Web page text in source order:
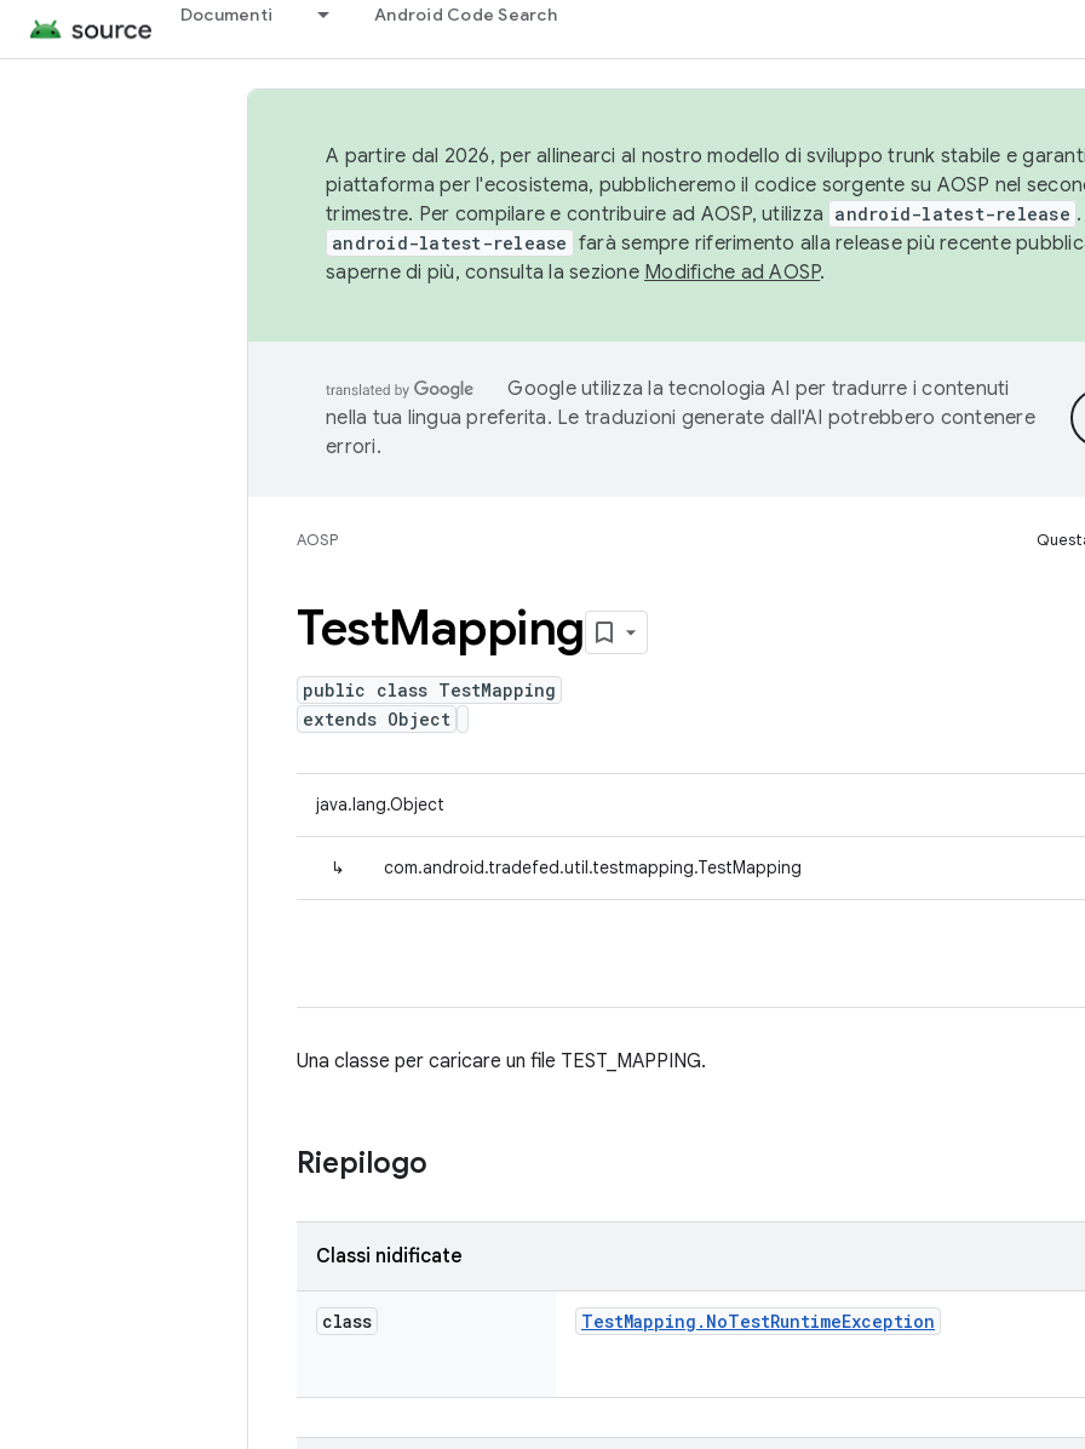
Documenti Android Code Search
A partire dal 2026, per allinearci al nostro modello di sviluppo trunk stabile e
piattaforma per l'ecosistema, pubblicheremo il codice sorgente su AOSP nel
trimestre. Per compilare e contribuire ad AOSP, utilizza android-latest-release
android-latest-release farà sempre riferimento alla release più recente
saperne di più, consulta la sezione Modifiche ad AOSP.
Google utilizza la tecnologia AI per tradurre i contenuti
nella tua lingua preferita. Le traduzioni generate dall'AI potrebbero contenere
errori.
AOSP
TestMapping
public class TestMapping
extends Object
java.lang.Object
↳ com.android.tradefed.util.testmapping.TestMapping
Una classe per caricare un file TEST_MAPPING.
Riepilogo
Classi nidificate
class TestMapping . NoTestRuntimeException